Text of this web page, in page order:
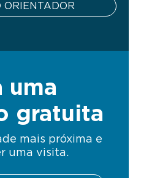
ORIENTADOR
uma
gratuita
mais próxima e
uma visita.